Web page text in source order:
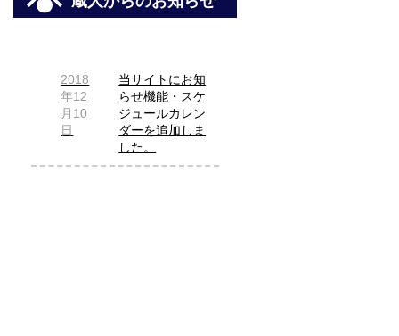
2018
年12
月10
日
当サイトにお知
らせ機能・スケ
ジュールカレン
ダーを追加しま
した。